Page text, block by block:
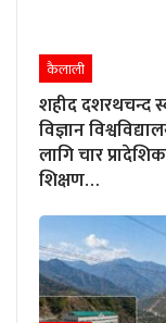
कैलाली
शहीद दशरथचन्द
विज्ञान
लागि चार
शिक्षण…